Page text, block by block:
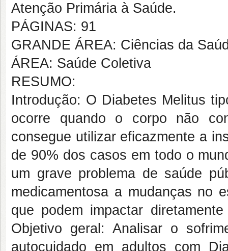
Atenção Primária à Saúde.
PÁGINAS: 91
GRANDE ÁREA: Ciências da
ÁREA: Saúde Coletiva
RESUMO:
Introdução: O Diabetes Melitus
ocorre quando o corpo não
consegue utilizar eficazmente a
de 90% dos casos em todo o
um grave problema de saúde
medicamentosa a mudanças no
que podem impactar
Objetivo geral: Analisar o
autocuidado em adultos com